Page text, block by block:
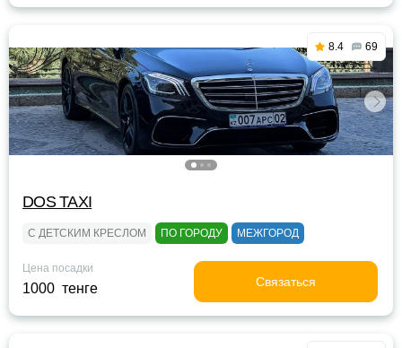
8.4 69
DOS TAXI
С ДЕТСКИМ КРЕСЛОМ ПО ГОРОДУ МЕЖГОРОД
Цена посадки
1000 тенге Связаться